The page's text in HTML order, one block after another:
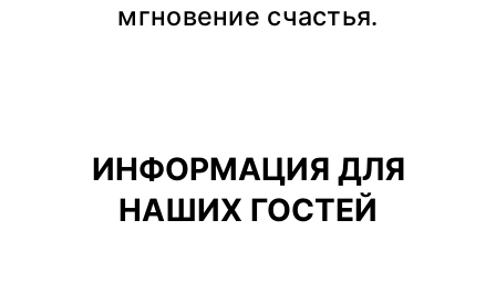
мгновение счастья.
ИНФОРМАЦИЯ ДЛЯ
НАШИХ ГОСТЕЙ